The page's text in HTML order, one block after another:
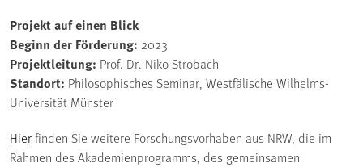
Projekt auf einen Blick
Beginn der Förderung: 2023
Projektleitung: Prof. Dr. Niko Strobach
Standort: Philosophisches Seminar, Westfälische Wilhelms-
Universität Münster
Hierfinden Sie weitere Forschungsvorhaben aus NRW, die im
Rahmen des Akademienprogramms, des gemeinsamen